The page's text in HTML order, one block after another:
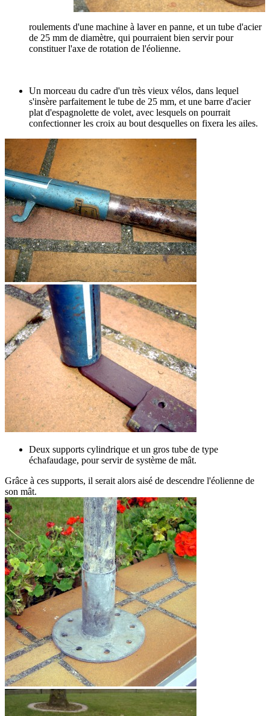
roulements d'une machine à laver en panne, et un tube d'acier
de 25 mm de diamètre, qui pourraient bien servir pour
constituer l'axe de rotation de l'éolienne.
Un morceau du cadre d'un très vieux vélos, dans lequel
s'insère parfaitement le tube de 25 mm, et une barre d'acier
plat d'espagnolette de volet, avec lesquels on pourrait
confectionner les croix au bout desquelles on fixera les ailes.
Deux supports cylindrique et un gros tube de type
échafaudage, pour servir de système de mât.
Grâce à ces supports, il serait alors aisé de descendre l'éolienne de
son mât.